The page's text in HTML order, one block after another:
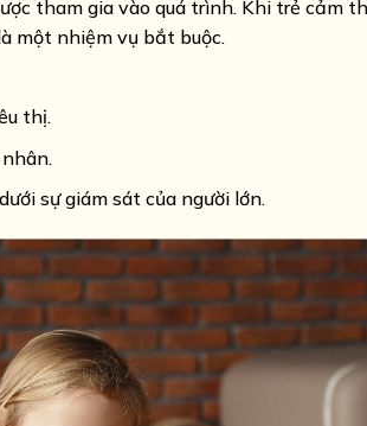
tham gia vào quá trình. Khi trẻ cảm
một nhiệm vụ bắt buộc.
thị.
sự giám sát của người lớn.